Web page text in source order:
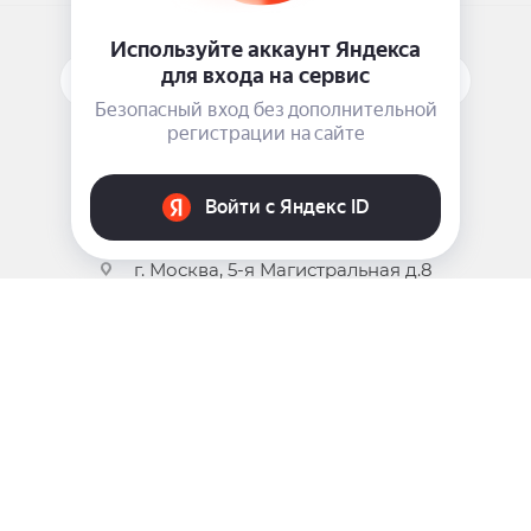
ПОДПИСАТЬСЯ НА РАССЫЛКУ
ЗАДАТЬ ВОПРОС
8 969 999-35-10
г. Москва, 5-я Магистральная д.8